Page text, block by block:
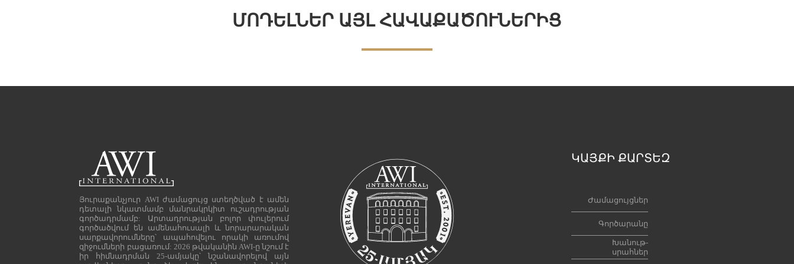
ՄՈԴԵԼՆԵՐ ԱՅԼ ՀԱՎԱՔԱԾՈՒՆԵՐԻՑ
Յուրաքանչյուր AWI ժամացույց ստեղծված է ամեն
դետալի նկատմամբ մանրակրկիտ ուշադրության
գործադրմամբ: Արտադրության բոլոր փուլերում
գործածվում են ամենահուսալի և նորարարական
սարքավորումները՝ ապահովելու որակի առումով
զիջումների բացառում: 2026 թվականին AWI-ը նշում է
իր հիմնադրման 25-ամյակը՝ նշանավորելով այն
ԿԱՅՔԻ ՔԱՐՏԵԶ
Ժամացույցներ
Գործարանը
Խանութ-
սրահներ